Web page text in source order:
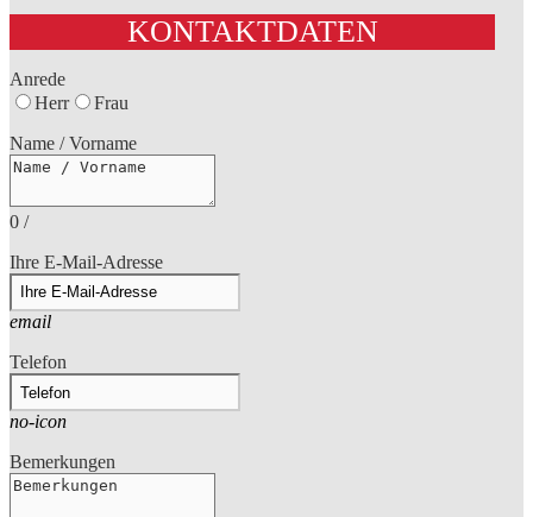
KONTAKTDATEN
Anrede
Herr
Frau
Name / Vorname
0 /
Ihre E-Mail-Adresse
email
Telefon
no-icon
Bemerkungen